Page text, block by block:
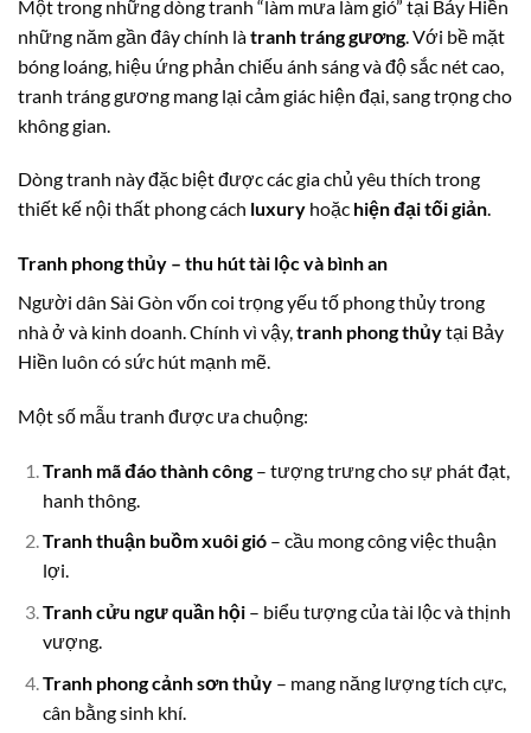
Một trong những dòng tranh “làm mưa làm gió” tại Bảy Hiền
những năm gần đây chính làtranh tráng gương . Với bề mặt
bóng loáng, hiệu ứng phản chiếu ánh sáng và độ sắc nét cao,
tranh tráng gương mang lại cảm giác hiện đại, sang trọng cho
không gian.
Dòng tranh này đặc biệt được các gia chủ yêu thích trong
thiết kế nội thất phong cách luxury hoặc hiện đại tối giản.
Tranh phong thủy – thu hút tài lộc và bình an
Người dân Sài Gòn vốn coi trọng yếu tố phong thủy trong
nhà ở và kinh doanh. Chính vì vậy,tranh phong thủytại Bảy
Hiền luôn có sức hút mạnh mẽ.
Một số mẫu tranh được ưa chuộng:
Tranh mã đáo thành công– tượng trưng cho sự phát đạt,
hanh thông.
Tranh thuận buồm xuôi gió– cầu mong công việc thuận
lợi.
Tranh cửu ngư quần hội– biểu tượng của tài lộc và thịnh
vượng.
Tranh phong cảnh sơn thủy– mang năng lượng tích cực,
cân bằng sinh khí.